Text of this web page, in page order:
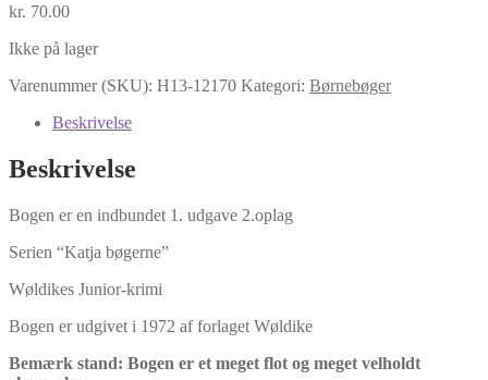
kr. 70.00
Ikke på lager
Varenummer (SKU): H13-12170 Kategori: Børnebøger
Beskrivelse
Beskrivelse
Bogen er en indbundet 1. udgave 2.oplag
Serien “Katja bøgerne”
Wøldikes Junior-krimi
Bogen er udgivet i 1972 af forlaget Wøldike
Bemærk stand: Bogen er et meget flot og meget velholdt